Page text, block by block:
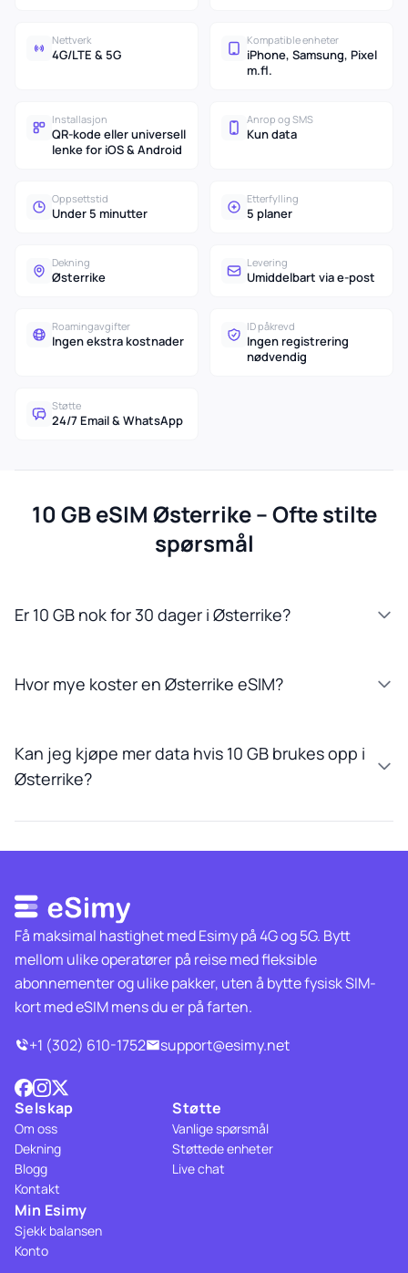
Nettverk
4G/LTE & 5G
Kompatible enheter
iPhone, Samsung, Pixel
m.fl.
Installasjon
QR-kode eller universell
lenke for iOS & Android
Anrop og SMS
Kun data
Oppsettstid
Under 5 minutter
Etterfylling
5 planer
Dekning
Østerrike
Levering
Umiddelbart via e-post
Roamingavgifter
Ingen ekstra kostnader
ID påkrevd
Ingen registrering
nødvendig
Støtte
24/7 Email & WhatsApp
10 GB eSIM Østerrike – Ofte stilte
spørsmål
Er 10 GB nok for 30 dager i Østerrike?
Hvor mye koster en Østerrike eSIM?
Kan jeg kjøpe mer data hvis 10 GB brukes opp i
Østerrike?
Få maksimal hastighet med Esimy på 4G og 5G. Bytt
mellom ulike operatører på reise med fleksible
abonnementer og ulike pakker, uten å bytte fysisk SIM-
kort med eSIM mens du er på farten.
+1 (302) 610-1752
support@esimy.net
Selskap
Om oss
Dekning
Blogg
Kontakt
Støtte
Vanlige spørsmål
Støttede enheter
Live chat
Min Esimy
Sjekk balansen
Konto